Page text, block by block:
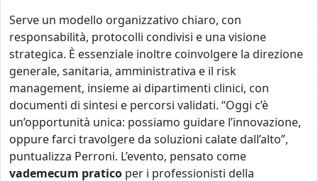
Serve un modello organizzativo chiaro, con
responsabilità, protocolli condivisi e una visione
strategica. È essenziale inoltre coinvolgere la direzione
generale, sanitaria, amministrativa e il risk
management, insieme ai dipartimenti clinici, con
documenti di sintesi e percorsi validati. “Oggi c’è
un’opportunità unica: possiamo guidare l’innovazione,
oppure farci travolgere da soluzioni calate dall’alto”,
puntualizza Perroni. L’evento, pensato come
vademecum pratico per i professionisti della